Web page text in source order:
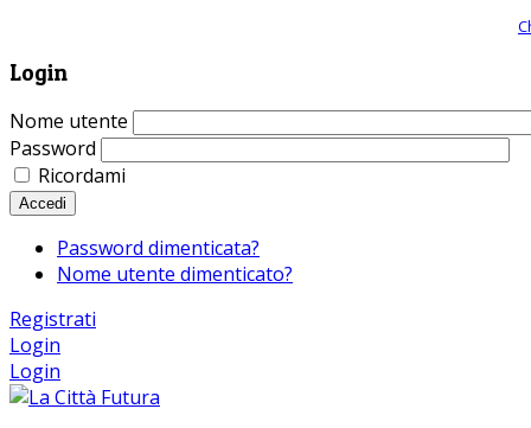
Login
Nome utente
Password
Ricordami
Accedi
Password dimenticata?
Nome utente dimenticato?
Registrati
Login
Login